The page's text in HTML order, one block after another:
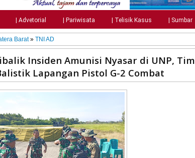
| Advetorial | Pariwisata | Telisik Kasus | Sumbar
Barat»TNI AD
Insiden Amunisi Nyasar di UNP, Tim
Lapangan Pistol G-2 Combat